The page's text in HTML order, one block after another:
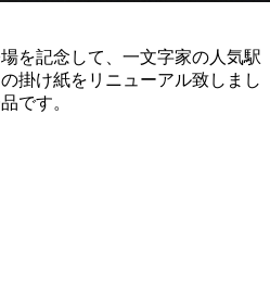
を記念して、一文字家の人気駅
掛け紙をリニューアル致しまし
です。